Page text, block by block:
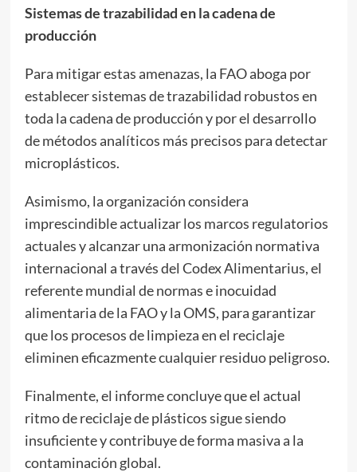
Sistemas de trazabilidad en la cadena de
producción
Para mitigar estas amenazas, la FAO aboga por
establecer sistemas de trazabilidad robustos en
toda la cadena de producción y por el desarrollo
de métodos analíticos más precisos para detectar
microplásticos.
Asimismo, la organización considera
imprescindible actualizar los marcos regulatorios
actuales y alcanzar una armonización normativa
internacional a través del Codex Alimentarius, el
referente mundial de normas e inocuidad
alimentaria de la FAO y la OMS, para garantizar
que los procesos de limpieza en el reciclaje
eliminen eficazmente cualquier residuo peligroso.
Finalmente, el informe concluye que el actual
ritmo de reciclaje de plásticos sigue siendo
insuficiente y contribuye de forma masiva a la
contaminación global.